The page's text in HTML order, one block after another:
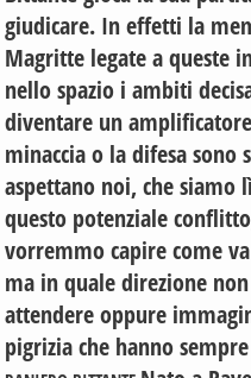
giudicare. In effetti la
Magritte legate a queste
nello spazio i ambiti
diventare un
minaccia o la difesa sono
aspettano noi, che siamo
questo potenziale
vorremmo capire come
ma in quale direzione
attendere oppure
pigrizia che hanno